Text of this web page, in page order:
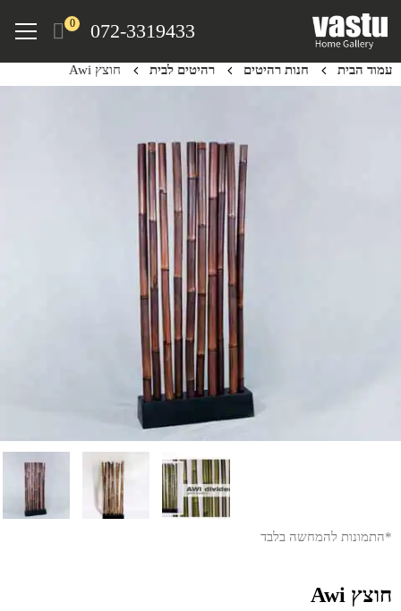
content
072-3319433
0
Menu
עמוד הבית חנות רהיטים רהיטים לבית חוצץ Awi
*התמונות להמחשה בלבד
חוצץ Awi